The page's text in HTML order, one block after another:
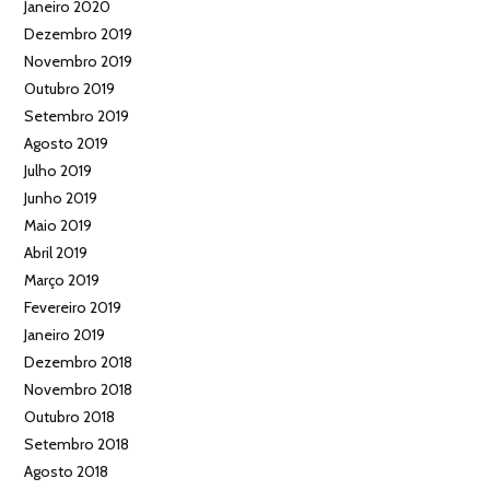
Janeiro 2020
Dezembro 2019
Novembro 2019
Outubro 2019
Setembro 2019
Agosto 2019
Julho 2019
Junho 2019
Maio 2019
Abril 2019
Março 2019
Fevereiro 2019
Janeiro 2019
Dezembro 2018
Novembro 2018
Outubro 2018
Setembro 2018
Agosto 2018